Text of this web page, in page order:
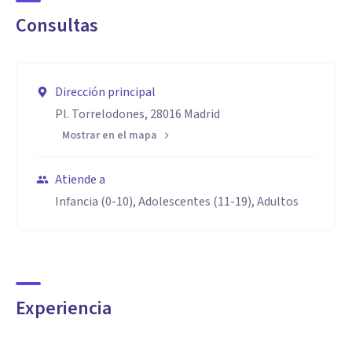
Consultas
Dirección principal
Pl. Torrelodones, 28016 Madrid
Mostrar en el mapa
Atiende a
Infancia (0-10), Adolescentes (11-19), Adultos
Experiencia